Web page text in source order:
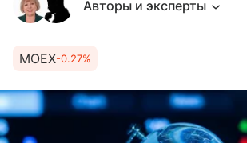
Авторы и эксперты
MOEX-0.27%